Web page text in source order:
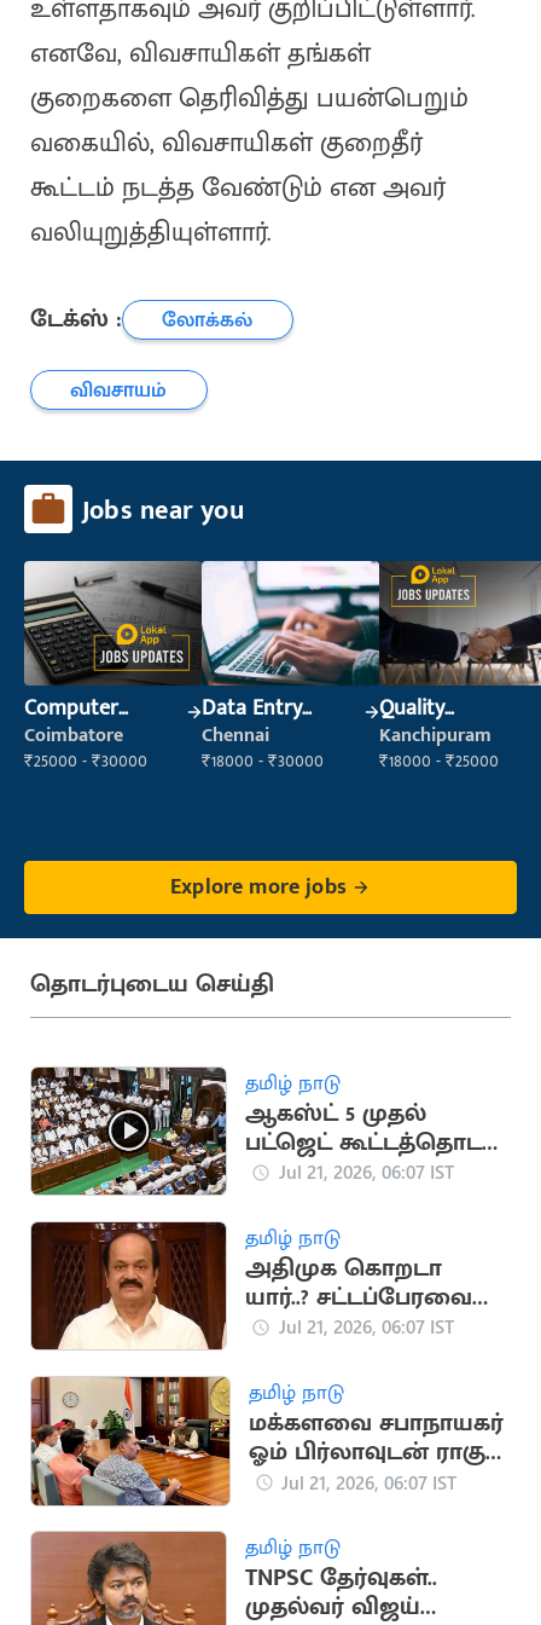
உள்ளதாகவும் அவர் குறிப்பிட்டுள்ளார்.
எனவே, விவசாயிகள் தங்கள்
குறைகளை தெரிவித்து பயன்பெறும்
வகையில், விவசாயிகள் குறைதீர்
கூட்டம் நடத்த வேண்டும் என அவர்
வலியுறுத்தியுள்ளார்.
டேக்ஸ் :
லோக்கல்
விவசாயம்
Jobs near you
Computer
Operator
Coimbatore
₹25000 - ₹30000
Data Entry
Operator
Chennai
₹18000 - ₹30000
Quality
Inspector
Kanchipuram
₹18000 - ₹25000
Explore more jobs
தொடர்புடைய செய்தி
தமிழ் நாடு
ஆகஸ்ட் 5 முதல்
பட்ஜெட் கூட்டத்தொடர்..
சபாநாயகர் அறிவிப்பு
Jul 21, 2026, 06:07 IST
தமிழ் நாடு
அதிமுக கொறடா
யார்..? சட்டப்பேரவை
கூடும்போது அறிவிப்பு
Jul 21, 2026, 06:07 IST
தமிழ் நாடு
மக்களவை சபாநாயகர்
ஓம் பிர்லாவுடன் ராகுல்
காந்தி சந்திப்பு
Jul 21, 2026, 06:07 IST
தமிழ் நாடு
TNPSC தேர்வுகள்..
முதல்வர் விஜய்